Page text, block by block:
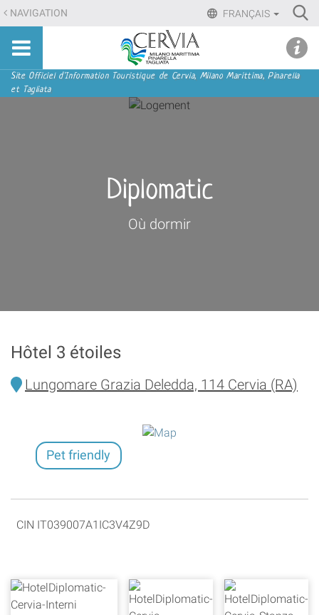
Aller
au
contenu.
Aller
à
FRANÇAIS
NAVIGATION
Sito
turistico
ufficiale
Cervia,
Navigation
Site Officiel d'Information Touristique de Cervia, Milano Marittima, Pinarella
et Tagliata
Diplomatic
Où dormir
Hôtel 3 étoiles
Lungomare Grazia Deledda, 114 Cervia (RA)
Pet friendly
CIN IT039007A1IC3V4Z9D
menu